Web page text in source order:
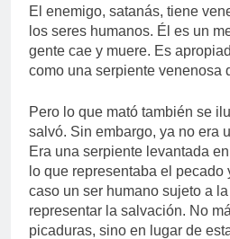
El enemigo, satanás, tiene
los seres humanos. Él es un
gente cae y muere. Es
como una serpiente venenosa
Pero lo que mató también se
salvó. Sin embargo, ya no era
Era una serpiente levantada
lo que representaba el pecado
caso un ser humano sujeto a
representar la salvación. No
picaduras, sino en lugar de